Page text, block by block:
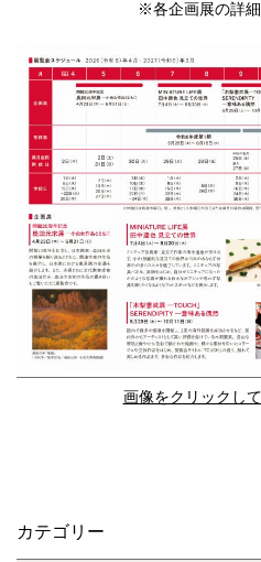
※各企画展の詳
画像をクリックし
カテゴリー